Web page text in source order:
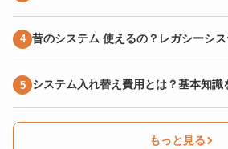
昔のシステム 使えるの？レガシーシ
システム入れ替え費用とは？基本知識
もっと見る